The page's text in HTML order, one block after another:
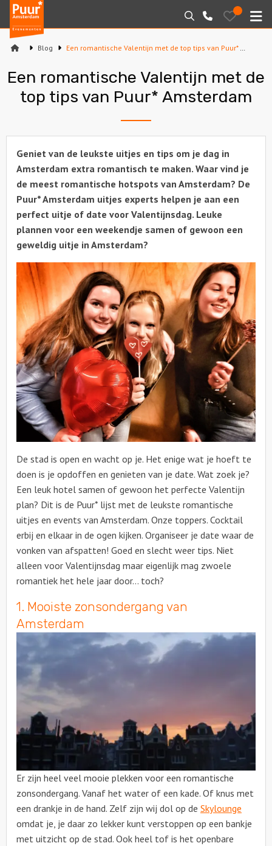
Puur*
Amsterdam
bedrijfsuitjes
Zoeken
020-
6260016
Bewaarde
uitjes
Varen
Sport en spel
Workshops
Rondleidingen
Locaties
Feesten
Over ons
Blog Een romantische Valentijn met de top tips van Puur* Amsterdam
Een romantische Valentijn met de
top tips van Puur* Amsterdam
Geniet van de leukste uitjes en tips om je dag in
Amsterdam extra romantisch te maken. Waar vind je
de meest romantische hotspots van Amsterdam? De
Puur* Amsterdam uitjes experts helpen je aan een
perfect uitje of date voor Valentijnsdag. Leuke
plannen voor een weekendje samen of gewoon een
geweldig uitje in Amsterdam?
De stad is open en wacht op je. Het enige wat je hoeft te
doen is je opdoffen en genieten van je date. Wat zoek je?
Een leuk hotel samen of gewoon het perfecte Valentijn
plan? Dit is de Puur* lijst met de leukste romantische
uitjes en events van Amsterdam. Onze toppers. Cocktail
erbij en elkaar in de ogen kijken. Organiseer je date waar de
vonken van afspatten! Goed en slecht weer tips. Niet
alleen voor Valentijnsdag maar eigenlijk mag zwoele
romantiek het hele jaar door… toch?
1. Mooiste zonsondergang van
Amsterdam
Er zijn heel veel mooie plekken voor een romantische
zonsondergang. Vanaf het water of een kade. Of knus met
een drankje in de hand. Zelf zijn wij dol op de Skylounge
omdat je, je daar zo lekker kunt verstoppen op een bankje
met uitzicht op de stad. Ook heel tof is het openbare